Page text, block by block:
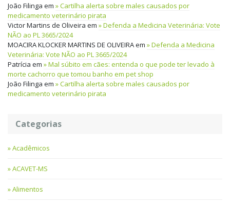
João Filinga em
Cartilha alerta sobre males causados por
medicamento veterinário pirata
Victor Martins de Oliveira em
Defenda a Medicina Veterinária: Vote
NÃO ao PL 3665/2024
MOACIRA KLOCKER MARTINS DE OLIVEIRAem
Defenda a Medicina
Veterinária: Vote NÃO ao PL 3665/2024
Patrícia em
Mal súbito em cães: entenda o que pode ter levado à
morte cachorro que tomou banho em pet shop
João Filinga em
Cartilha alerta sobre males causados por
medicamento veterinário pirata
Categorias
Acadêmicos
ACAVET-MS
Alimentos